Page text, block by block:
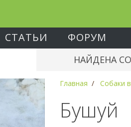
СТАТЬИ ФОРУМ
НАЙДЕНА
Главная Собаки
Бушуй